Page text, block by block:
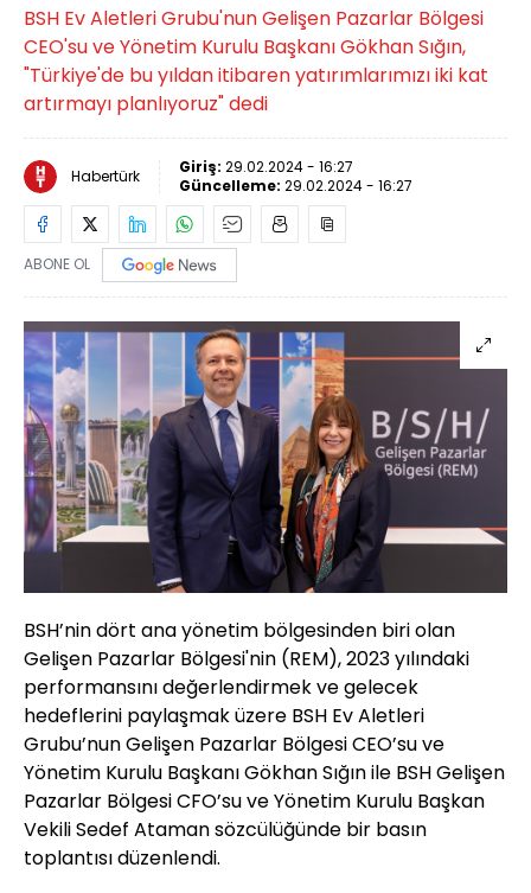
BSH Ev Aletleri Grubu'nun Gelişen Pazarlar Bölgesi
CEO'su ve Yönetim Kurulu Başkanı Gökhan Sığın,
"Türkiye'de bu yıldan itibaren yatırımlarımızı iki kat
artırmayı planlıyoruz" dedi
Habertürk Giriş: 29.02.2024 - 16:27
Güncelleme: 29.02.2024 - 16:27
ABONE OL
BSH’nin dört ana yönetim bölgesinden biri olan
Gelişen Pazarlar Bölgesi'nin (REM), 2023 yılındaki
performansını değerlendirmek ve gelecek
hedeflerini paylaşmak üzere BSH Ev Aletleri
Grubu’nun Gelişen Pazarlar Bölgesi CEO’su ve
Yönetim Kurulu Başkanı Gökhan Sığın ile BSH Gelişen
Pazarlar Bölgesi CFO’su ve Yönetim Kurulu Başkan
Vekili Sedef Ataman sözcülüğünde bir basın
toplantısı düzenlendi.